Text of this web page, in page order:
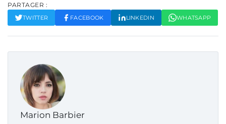
PARTAGER :
TWITTER FACEBOOK LINKEDIN WHATSAPP
Marion Barbier